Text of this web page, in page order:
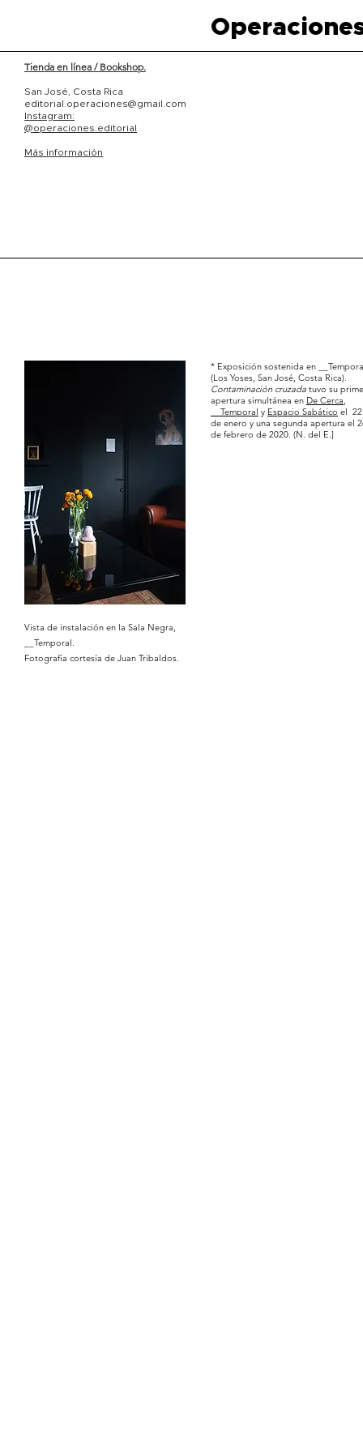
Tienda en línea / Bookshop.
San José, Costa Rica
editorial.operaciones@gmail.com
Instagram:
@operaciones.editorial
Más información
* Exposición sostenida en
(Los Yoses, San José, Costa Rica).
Contaminación cruzada tuvo su
apertura simultánea en De Cerca,
__Temporal y Espacio Sabático el 22
de enero y una segunda apertura el
de febrero de 2020. (N. del E.]
Vista de instalación en la Sala Negra,
__Temporal.
Fotografía cortesía de Juan Tribaldos.